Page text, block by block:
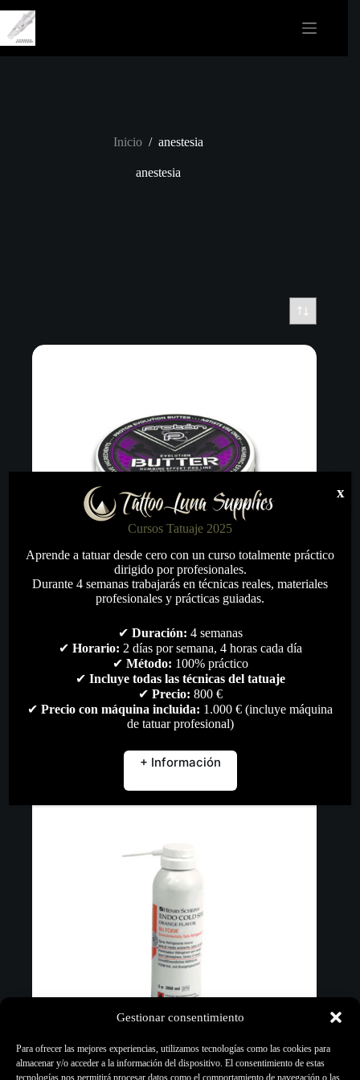
Gestionar consentimiento
Para ofrecer las mejores experiencias, utilizamos tecnologías como las cookies para
almacenar y/o acceder a la información del dispositivo. El consentimiento de estas
tecnologías nos permitirá procesar datos como el comportamiento de navegación o las
contenido
Inicio / anestesia
anestesia
PROTON Butter Efecto Anestésico
31,00€
Cremas & Vaselina,Skin Care
Cursos Tatuaje 2025
Aprende a tatuar desde cero con un curso totalmente práctico
dirigido por profesionales.
Durante 4 semanas trabajarás en técnicas reales, materiales
profesionales y prácticas guiadas.
✔ Duración: 4 semanas
✔ Horario: 2 días por semana, 4 horas cada día
✔ Método: 100% práctico
✔ Incluye todas las técnicas del tatuaje
✔ Precio: 800 €
✔ Precio con máquina incluida: 1.000 € (incluye máquina
de tatuar profesional)
+ Información
x